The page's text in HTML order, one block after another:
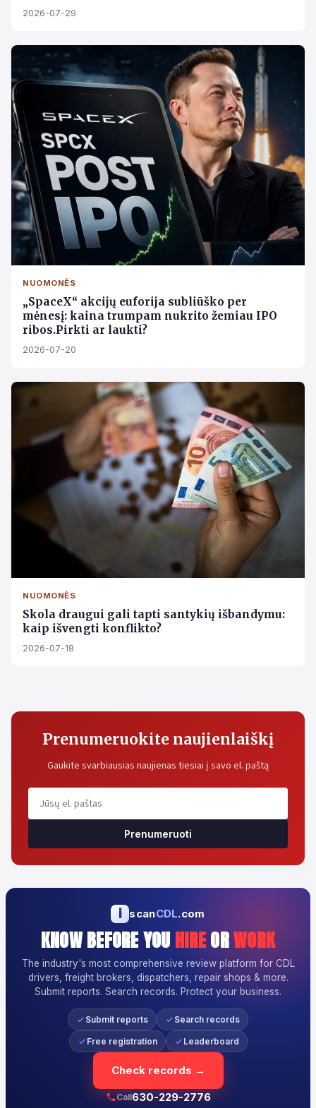
2026-07-29
NUOMONĖS
„SpaceX“ akcijų euforija subliūško per
mėnesį: kaina trumpam nukrito žemiau IPO
ribos.Pirkti ar laukti?
2026-07-20
NUOMONĖS
Skola draugui gali tapti santykių išbandymu:
kaip išvengti konflikto?
2026-07-18
Prenumeruokite naujienlaiškį
Gaukite svarbiausias naujienas tiesiai į savo el. paštą
Prenumeruoti
i scanCDL.com
KNOW BEFORE YOU HIREORWORK
The industry's most comprehensive review platform for CDL
drivers, freight brokers, dispatchers, repair shops & more.
Submit reports. Search records. Protect your business.
Submit reports Search records
Free registration Leaderboard
Check records →
Call630-229-2776